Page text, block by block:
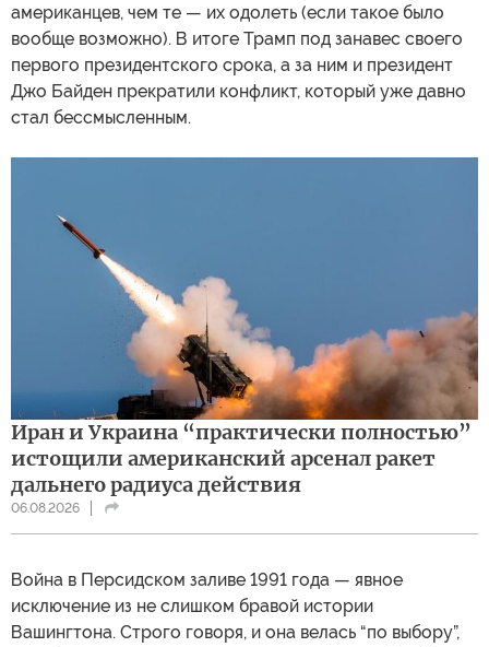
американцев, чем те — их одолеть (если такое было
вообще возможно). В итоге Трамп под занавес своего
первого президентского срока, а за ним и президент
Джо Байден прекратили конфликт, который уже давно
стал бессмысленным.
Иран и Украина “практически полностью”
истощили американский арсенал ракет
дальнего радиуса действия
06.08.2026
Война в Персидском заливе 1991 года — явное
исключение из не слишком бравой истории
Вашингтона. Строго говоря, и она велась “по выбору”,